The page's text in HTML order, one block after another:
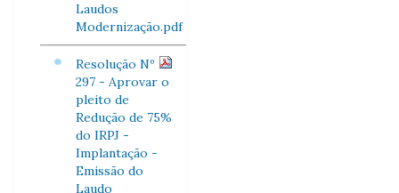
Laudos
Modernização.pdf
Resolução Nº
297 - Aprovar o
pleito de
Redução de 75%
do IRPJ -
Implantação -
Emissão do
Laudo